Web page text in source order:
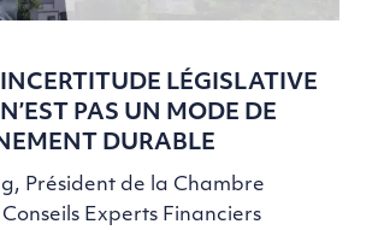
LÉGISLATIVE
PAS UN MODE DE
DURABLE
Président de la Chambre
Experts Financiers